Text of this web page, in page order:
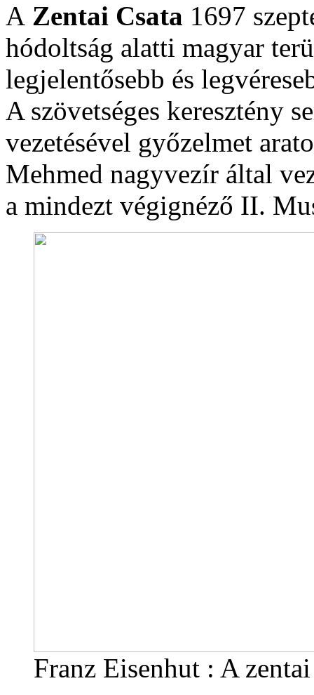
A Zentai Csata 1697
hódoltság alatti magyar
legjelentősebb és
A szövetséges keresztény
vezetésével győzelmet
Mehmed nagyvezír által
a mindezt végignéző II.
Franz Eisenhut : A